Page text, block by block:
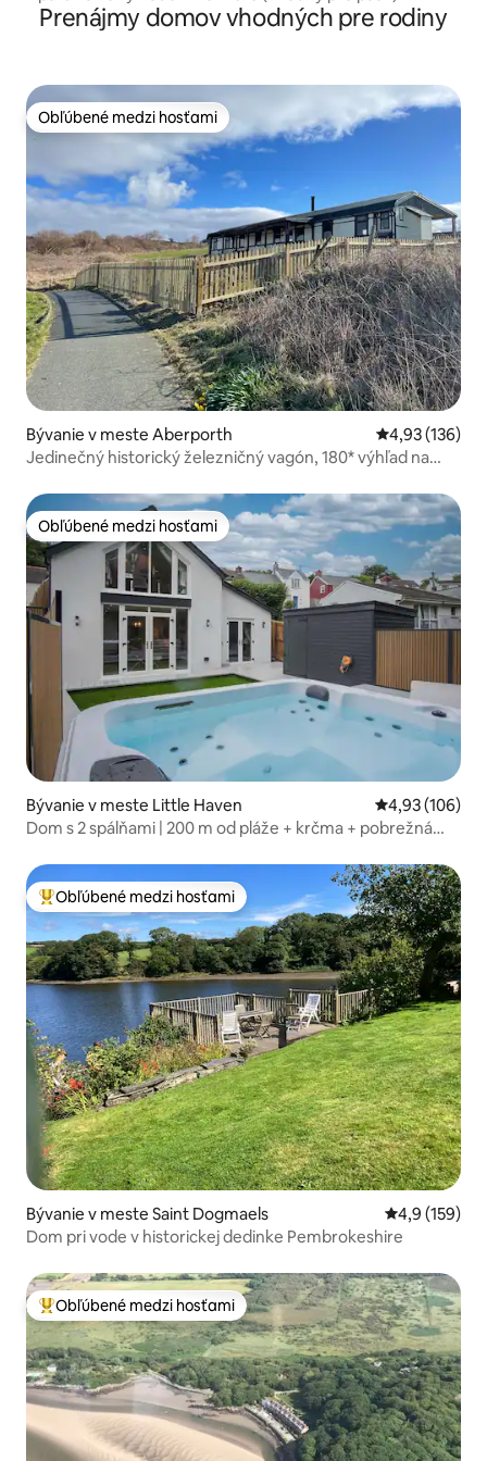
Lluesty
Prenájmy domov vhodných pre rodiny
Obľúbené medzi hosťami
Obľúbené medzi hosťami
Bývanie v meste Aberporth Priemerné
4,93 (136)
Jedinečný historický železničný vagón, 180* výhľad na
Obľúbené medzi hosťami
Obľúbené medzi hosťami
Bývanie v meste Little Haven Priemerné
4,93 (106)
Dom s 2 spálňami | 200 m od pláže + krčma + pobrežná
Najobľúbenejšie medzi hosťami
Obľúbené medzi hosťami
Bývanie v meste Saint Dogmaels Priemerné
4,9 (159)
Dom pri vode v historickej dedinke Pembrokeshire
Najobľúbenejšie medzi hosťami
Obľúbené medzi hosťami